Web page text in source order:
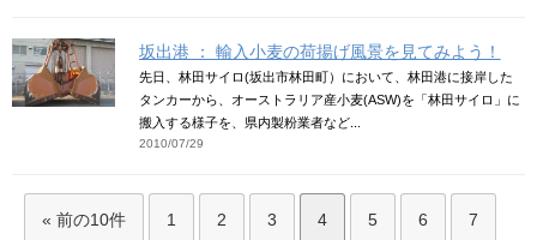
坂出港 ： 輸入小麦の荷揚げ風景を見てみよう！
先日、林田サイロ(坂出市林田町）において、林田港に接岸した
タンカーから、オーストラリア産小麦(ASW)を「林田サイロ」に
搬入する様子を、県内製粉業者など...
2010/07/29
« 前の10件 1 2 3 4 5 6 7